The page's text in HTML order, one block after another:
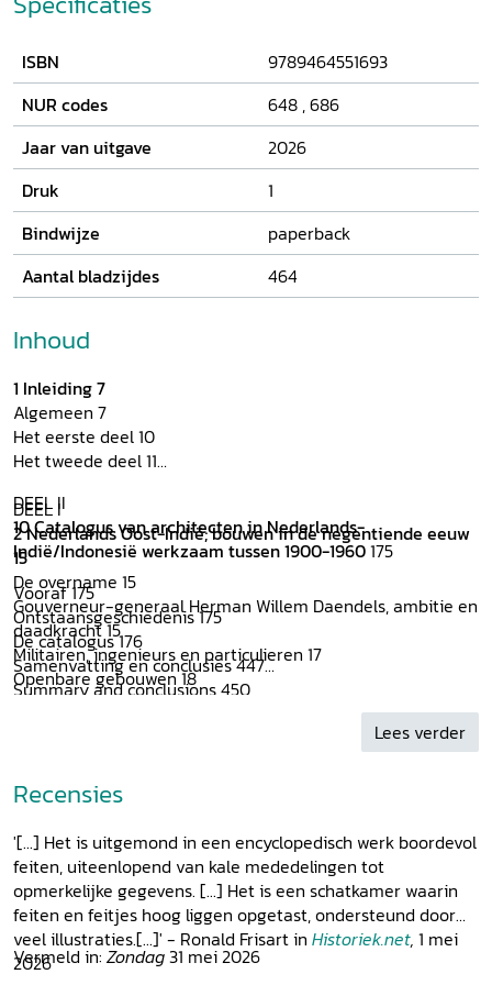
ISBN
9789464551693
NUR codes
648 ,686
Jaar van uitgave
2026
Druk
1
Bindwijze
paperback
Aantal bladzijdes
464
Inhoud
1 Inleiding 7
Algemeen 7
Het eerste deel 10
Het tweede deel 11
DEEL I
2 Nederlands Oost-Indië; bouwen in de negentiende eeuw
15
De overname 15
Gouverneur-generaal Herman Willem Daendels, ambitie en
daadkracht 15
Militairen, ingenieurs en particulieren 17
Openbare gebouwen 18
3 Naar een moderne kolonie, de Indische stadsgemeente
4 Kranten, vakliteratuur en overige publicaties 33
De krant in het interbellum 34
Vakliteratuur in Nederland 41
De ingenieur in Nederlandsch-Indië 43
De ingenieur in Indonesië 43
Indisch Bouwkundig Tijdschrift 45
Locale Techniek 45
Het Nederlandsch-Indische huis oud en nieuw 47
DEEL II
10 Catalogus van architecten in Nederlands-
Indië/Indonesië werkzaam tussen 1900-1960175
Vooraf 175
Ontstaansgeschiedenis 175
De catalogus 176
Samenvatting en conclusies 447
Summary and conclusions 450
Register van personen, instellingen en bedrijven 452
Lees verder
Recensies
'[...] Het is uitgemond in een encyclopedisch werk boordevol
feiten, uiteenlopend van kale mededelingen tot
opmerkelijke gegevens. [...] Het is een schatkamer waarin
feiten en feitjes hoog liggen opgetast, ondersteund door
veel illustraties.[...]' - Ronald Frisart in Historiek.net, 1 mei
2026
Vermeld in: Zondag31 mei 2026